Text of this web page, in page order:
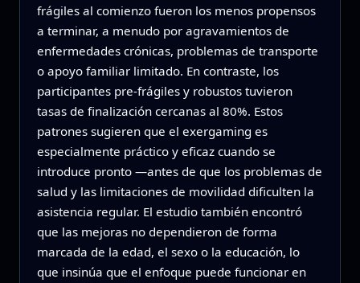
frágiles al comienzo fueron los menos propensos
a terminar, a menudo por agravamientos de
enfermedades crónicas, problemas de transporte
o apoyo familiar limitado. En contraste, los
participantes pre-frágiles y robustos tuvieron
tasas de finalización cercanas al 80%. Estos
patrones sugieren que el exergaming es
especialmente práctico y eficaz cuando se
introduce pronto —antes de que los problemas de
salud y las limitaciones de movilidad dificulten la
asistencia regular. El estudio también encontró
que las mejoras no dependieron de forma
marcada de la edad, el sexo o la educación, lo
que insinúa que el enfoque puede funcionar en